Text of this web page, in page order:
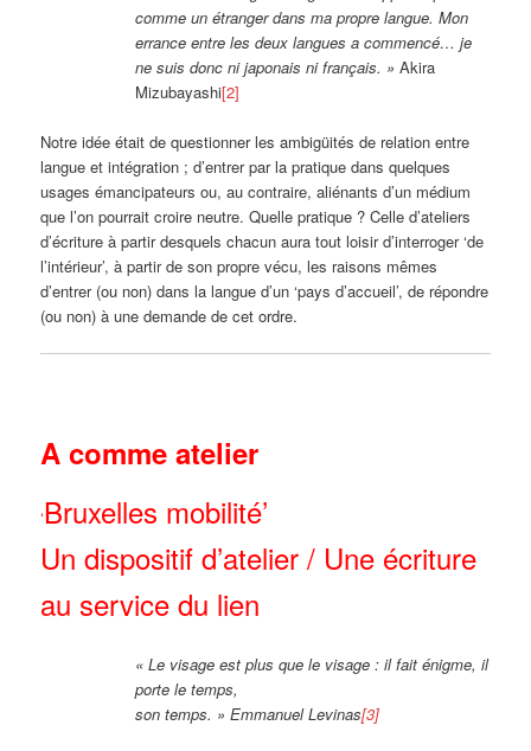
comme un étranger dans ma propre langue. Mon
errance entre les deux langues a commencé… je
ne suis donc ni japonais ni français. » Akira
Mizubayashi[2]
Notre idée était de questionner les ambigüités de relation entre
langue et intégration ; d’entrer par la pratique dans quelques
usages émancipateurs ou, au contraire, aliénants d’un médium
que l’on pourrait croire neutre. Quelle pratique ? Celle d’ateliers
d’écriture à partir desquels chacun aura tout loisir d’interroger ‘de
l’intérieur’, à partir de son propre vécu, les raisons mêmes
d’entrer (ou non) dans la langue d’un ‘pays d’accueil’, de répondre
(ou non) à une demande de cet ordre.
A comme atelier
‘Bruxelles mobilité’
Un dispositif d’atelier / Une écriture
au service du lien
« Le visage est plus que le visage : il fait énigme, il
porte le temps,
son temps. » Emmanuel Levinas[3]